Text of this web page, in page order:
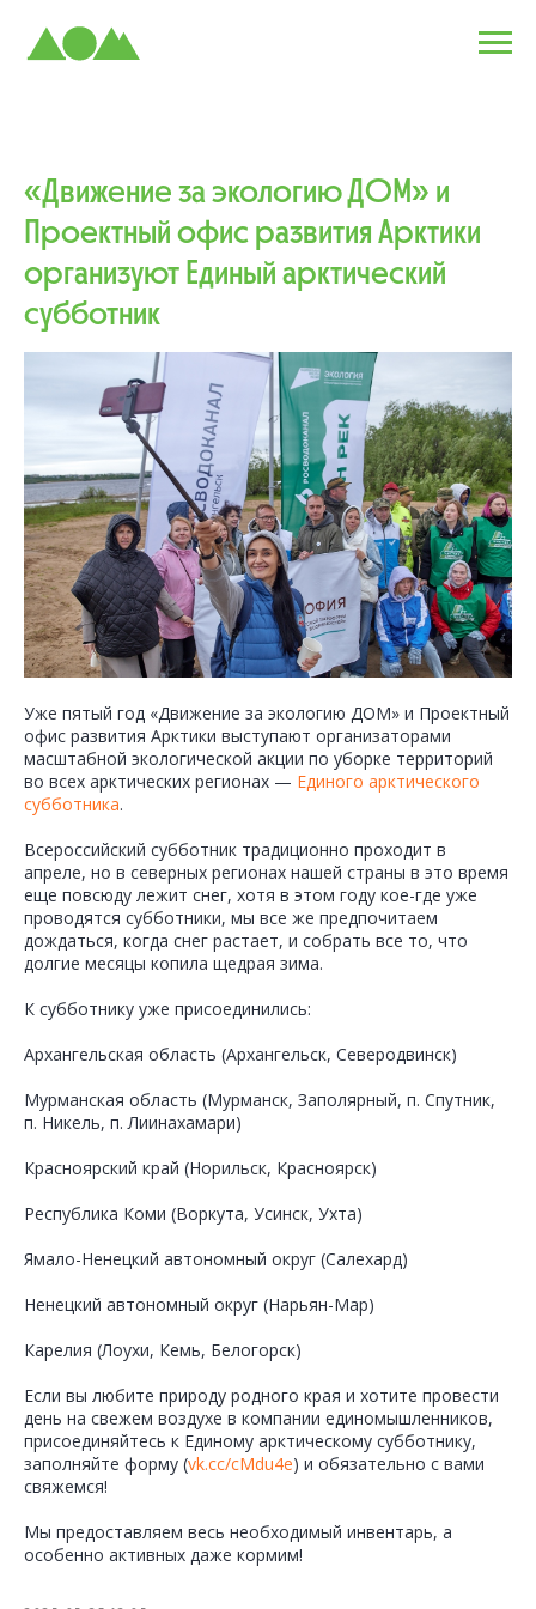
«Движение за экологию ДОМ» и
Проектный офис развития Арктики
организуют Единый арктический
субботник
Уже пятый год «Движение за экологию ДОМ» и Проектный
офис развития Арктики выступают организаторами
масштабной экологической акции по уборке территорий
во всех арктических регионах — Единого арктического
субботника.
Всероссийский субботник традиционно проходит в
апреле, но в северных регионах нашей страны в это время
еще повсюду лежит снег, хотя в этом году кое-где уже
проводятся субботники, мы все же предпочитаем
дождаться, когда снег растает, и собрать все то, что
долгие месяцы копила щедрая зима.
К субботнику уже присоединились:
Архангельская область (Архангельск, Северодвинск)
Мурманская область (Мурманск, Заполярный, п. Спутник,
п. Никель, п. Лиинахамари)
Красноярский край (Норильск, Красноярск)
Республика Коми (Воркута, Усинск, Ухта)
Ямало-Ненецкий автономный округ (Салехард)
Ненецкий автономный округ (Нарьян-Мар)
Карелия (Лоухи, Кемь, Белогорск)
Если вы любите природу родного края и хотите провести
день на свежем воздухе в компании единомышленников,
присоединяйтесь к Единому арктическому субботнику,
заполняйте форму (vk.cc/cMdu4e) и обязательно с вами
свяжемся!
Мы предоставляем весь необходимый инвентарь, а
особенно активных даже кормим!